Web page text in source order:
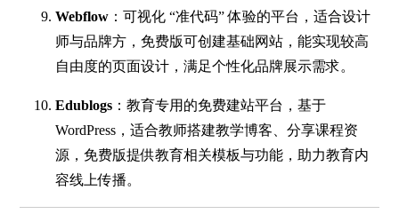
Webflow ：可视化 “准代码” 体验的平台，适合设计
师与品牌方，免费版可创建基础网站，能实现较高
自由度的页面设计，满足个性化品牌展示需求。
Edublogs ：教育专用的免费建站平台，基于
WordPress，适合教师搭建教学博客、分享课程资
源，免费版提供教育相关模板与功能，助力教育内
容线上传播。